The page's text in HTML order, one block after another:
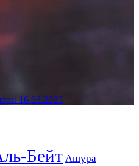
16.03.2025
Бейт Ашура